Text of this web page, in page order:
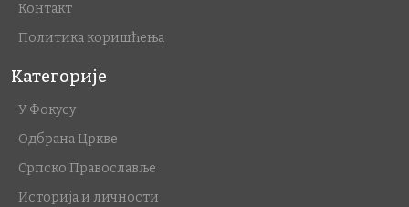
Контакт
Политика коришћења
Категорије
У Фокусу
Одбрана Цркве
Српско Православље
Историја и личности